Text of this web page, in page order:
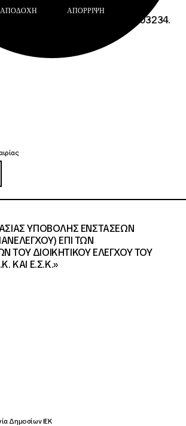
08-05-2026 πρόσκλησης, της
Δεύτερης Ευκαιρίας», ΟΠΣ 6003234.
ΥΠΟΒΟΛΗΣ ΕΝΣΤΑΣΕΩΝ
ΕΠΙ ΤΩΝ
ΤΟΥ ΔΙΟΙΚΗΤΙΚΟΥ ΕΛΕΓΧΟΥ ΤΟΥ
ΚΑΙ Ε.Σ.Κ.»
Δημοσίων ΙΕΚ
ΑΠΟΔΟΧΉ ΑΠΌΡΡΙΨΗ